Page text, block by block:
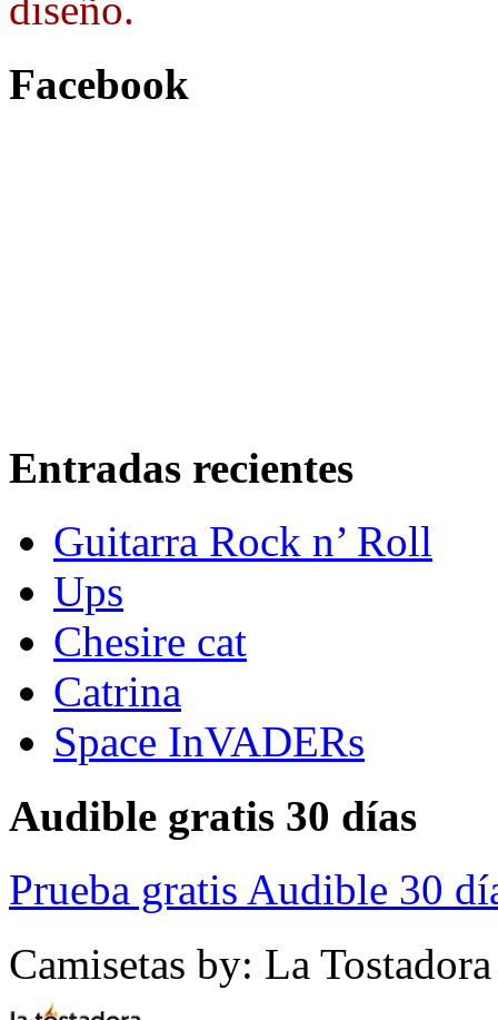
diseño.
Facebook
Entradas recientes
Guitarra Rock n’ Roll
Ups
Chesire cat
Catrina
Space InVADERs
Audible gratis 30 días
Prueba gratis Audible 30
Camisetas by: La Tostadora